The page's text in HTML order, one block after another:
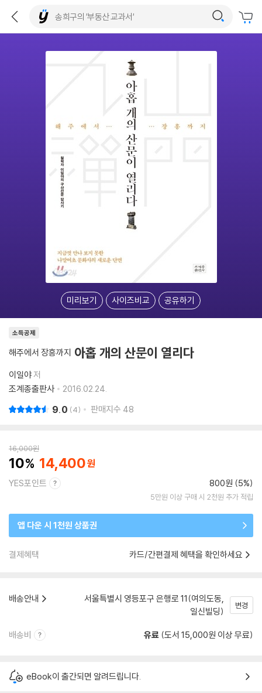
미리보기 사이즈비교 공유하기
소득공제
해주에서 장흥까지 아홉 개의 산문이 열리다
이일야저
조계종출판사
2016.02.24.
9.0 4 판매지수 48
16,000원
10 14,400
YES포인트 800원 (5%)
5만원 이상 구매 시 2천원 추가 적립
앱 다운 시 1천원 상품권
결제혜택 카드/간편결제 혜택을 확인하세요
배송안내
서울특별시 영등포구 은행로 11(여의도동,
일신빌딩)
변경
배송비 유료 (도서 15,000원 이상 무료)
eBook이 출간되면 알려드립니다.